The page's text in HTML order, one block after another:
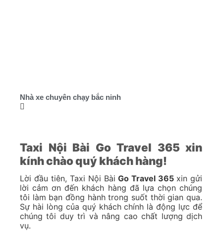
Nhà xe chuyên chạy bắc ninh
Taxi Nội Bài Go Travel 365 xin
kính chào quý khách hàng!
Lời đầu tiên, Taxi Nội BàiGo Travel 365 xin gửi
lời cảm ơn đến khách hàng đã lựa chọn chúng
tôi làm bạn đồng hành trong suốt thời gian qua.
Sự hài lòng của quý khách chính là động lực để
chúng tôi duy trì và nâng cao chất lượng dịch
vụ.